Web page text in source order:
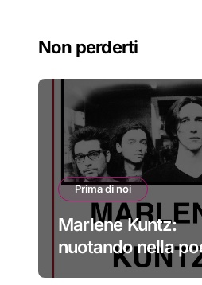
Non perderti
Prima di noi
Marlene Kuntz:
nuotando nella
#primadinoi